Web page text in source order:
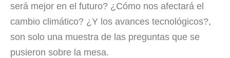
será mejor en el futuro? ¿Cómo nos afectará el
cambio climático? ¿Y los avances tecnológicos?,
son solo una muestra de las preguntas que se
pusieron sobre la mesa.